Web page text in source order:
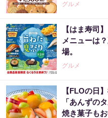
グルメ
【はま寿司
メニューは
場。
グルメ
【FLOの日
「あんずの
焼き菓子もお